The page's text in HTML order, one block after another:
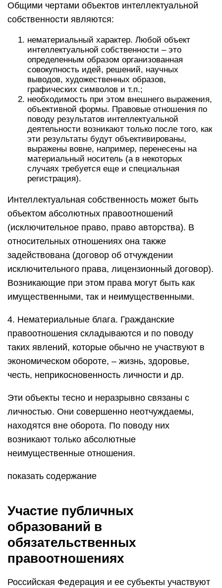
Общими чертами объектов интеллектуальной
собственности являются:
нематериальный характер. Любой объект
интеллектуальной собственности – это
определенным образом организованная
совокупность идей, решений, научных
выводов, художественных образов,
графических символов и т.п.;
необходимость при этом внешнего выражения,
объективной формы. Правовые отношения по
поводу результатов интеллектуальной
деятельности возникают только после того, как
эти результаты будут объективированы,
выражены вовне, например, перенесены на
материальный носитель (а в некоторых
случаях требуется еще и специальная
регистрация).
Интеллектуальная собственность может быть
объектом абсолютных правоотношений
(исключительное право, право авторства). В
относительных отношениях она также
задействована (договор об отчуждении
исключительного права, лицензионный договор).
Возникающие при этом права могут быть как
имущественными, так и неимущественными.
4. Нематериальные блага. Гражданские
правоотношения складываются и по поводу
таких явлений, которые обычно не участвуют в
экономическом обороте, – жизнь, здоровье,
честь, неприкосновенность личности и др.
Эти объекты тесно и неразрывно связаны с
личностью. Они совершенно неотчуждаемы,
находятся вне оборота. По поводу них
возникают только абсолютные
неимущественные отношения.
показать содержание
Участие публичных
образований в
обязательственных
правоотношениях
Российская Федерация и ее субъекты участвуют